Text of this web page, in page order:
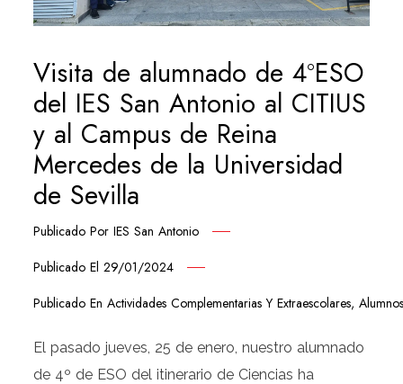
Visita de alumnado de 4ºESO
del IES San Antonio al CITIUS
y al Campus de Reina
Mercedes de la Universidad
de Sevilla
Publicado PorIES San Antonio
Publicado El29/01/2024
Publicado EnActividades Complementarias Y Extraescolares,
El pasado jueves, 25 de enero, nuestro alumnado
de 4º de ESO del itinerario de Ciencias ha